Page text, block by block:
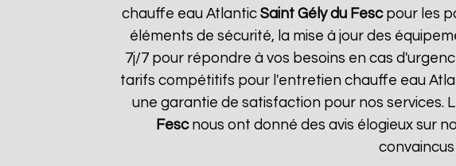
chauffe eau Atlantic Saint Gély du Fescpour les
éléments de sécurité, la mise à jour des
7j/7 pour répondre à vos besoins en cas
tarifs compétitifs pour l'entretien chauffe eau
une garantie de satisfaction pour nos
Fescnous ont donné des avis élogieux sur